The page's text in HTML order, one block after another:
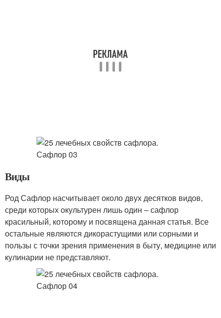
Виды
Род Сафлор насчитывает около двух десятков видов,
среди которых окультурен лишь один – сафлор
красильный, которому и посвящена данная статья. Все
остальные являются дикорастущими или сорными и
пользы с точки зрения применения в быту, медицине или
кулинарии не представляют.